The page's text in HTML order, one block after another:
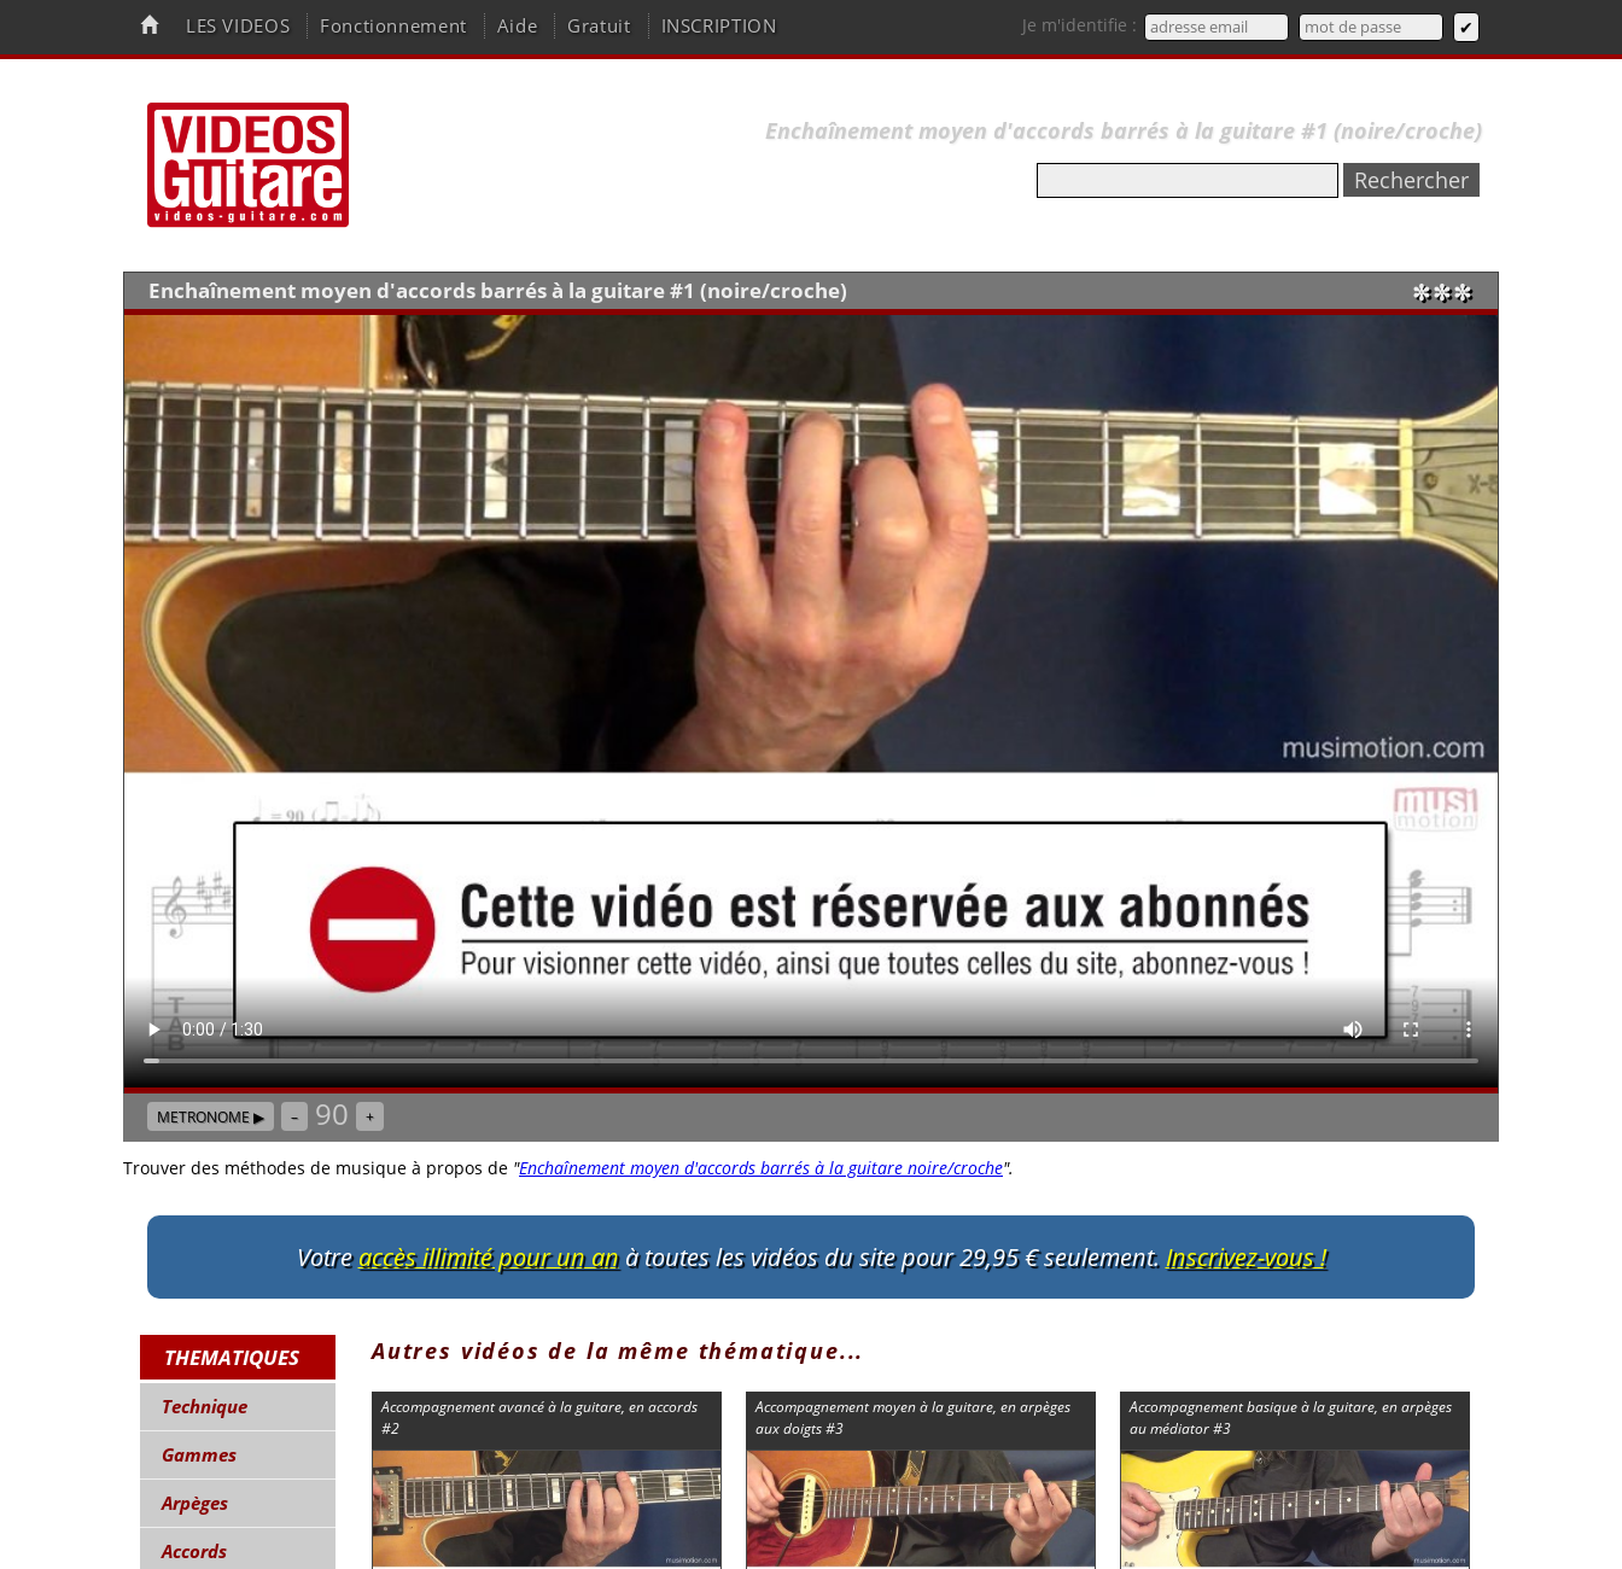
LES VIDEOS Fonctionnement Aide Gratuit INSCRIPTION Je m'identifie :
Enchaînement moyen d'accords barrés à la guitare #1 (noire/croche)
Enchaînement moyen d'accords barrés à la guitare #1 (noire/croche) ✼✼✼
METRONOME ▶ – 90 +
Trouver des méthodes de musique à propos de "Enchaînement moyen d'accords barrés à la guitare noire/croche".
Votreaccès illimité pour un anà toutes les vidéos du site pour 29,95 € seulement. Inscrivez-vous !
THEMATIQUES
Technique
Gammes
Arpèges
Accords
Autres vidéos de la même thématique...
Accompagnement avancé à la guitare, en accords
#2
Accompagnement moyen à la guitare, en arpèges
aux doigts #3
Accompagnement basique à la guitare, en arpèges
au médiator #3